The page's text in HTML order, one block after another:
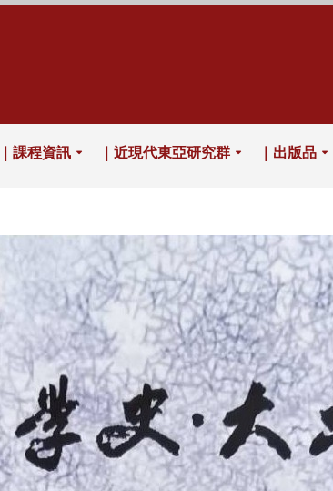
｜課程資訊 ｜近現代東亞研究群 ｜出版品